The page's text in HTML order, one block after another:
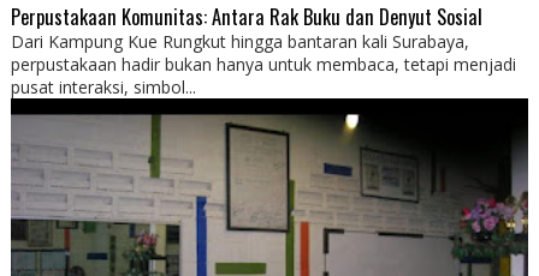
Perpustakaan Komunitas: Antara Rak Buku dan Denyut Sosial
Dari Kampung Kue Rungkut hingga bantaran kali Surabaya,
perpustakaan hadir bukan hanya untuk membaca, tetapi menjadi
pusat interaksi, simbol...